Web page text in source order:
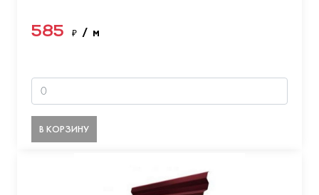
585 ₽ / м
В КОРЗИНУ